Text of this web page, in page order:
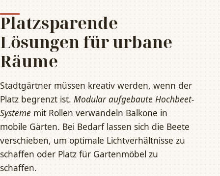
Platzsparende
Lösungen für urbane
Räume
Stadtgärtner müssen kreativ werden, wenn der
Platz begrenzt ist. Modular aufgebaute Hochbeet-
Systeme mit Rollen verwandeln Balkone in
mobile Gärten. Bei Bedarf lassen sich die Beete
verschieben, um optimale Lichtverhältnisse zu
schaffen oder Platz für Gartenmöbel zu
schaffen.